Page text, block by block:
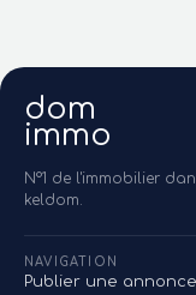
dom
immo
N°1 de l'immobilier
keldom.
NAVIGATION
Publier une annonce